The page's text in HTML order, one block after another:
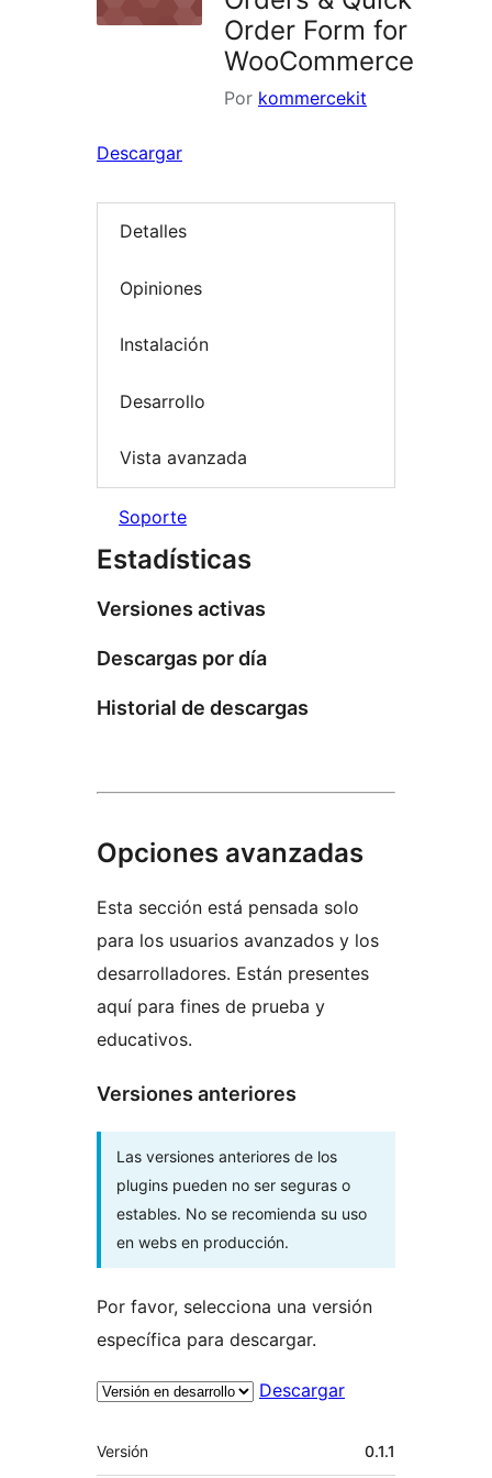
Order Form for
WooCommerce
Por kommercekit
Descargar
Detalles
Opiniones
Instalación
Desarrollo
Vista avanzada
Soporte
Estadísticas
Versiones activas
Descargas por día
Historial de descargas
Opciones avanzadas
Esta sección está pensada solo
para los usuarios avanzados y los
desarrolladores. Están presentes
aquí para fines de prueba y
educativos.
Versiones anteriores
Las versiones anteriores de los
plugins pueden no ser seguras o
estables. No se recomienda su uso
en webs en producción.
Por favor, selecciona una versión
específica para descargar.
Descargar
Meta
Versión 0.1.1